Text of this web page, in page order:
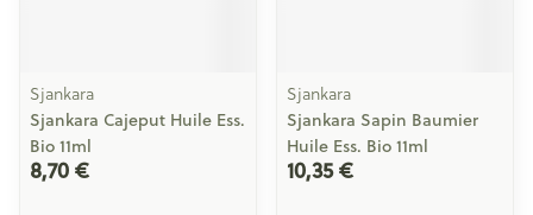
Sjankara
Sjankara Cajeput Huile Ess.
Bio 11ml
8,70 €
Sjankara
Sjankara Sapin Baumier
Huile Ess. Bio 11ml
10,35 €